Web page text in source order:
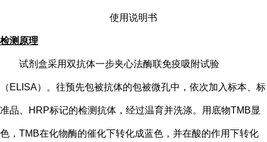
使用说明书
检测原理
试剂盒采用双抗体一步夹心法酶联免疫吸附试验
（ ELISA）。往预先包被抗体的包被微孔中，依次加入标本、标
准品、HRP标记的检测抗体，经过温育并洗涤。用底物TMB显
色，TMB在化物酶的催化下转化成蓝色，并在酸的作用下转化